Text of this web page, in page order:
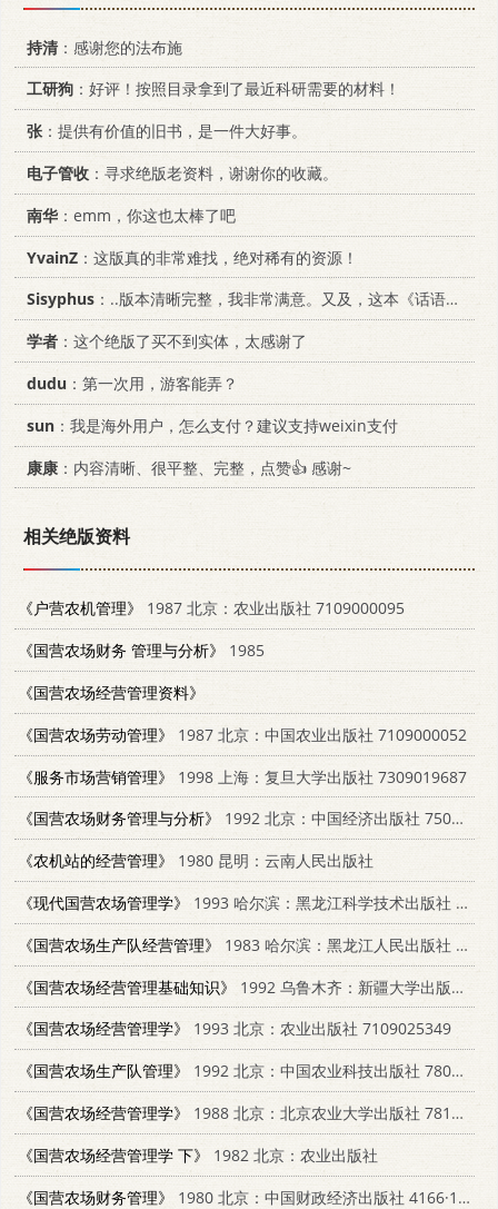
持清：感谢您的法布施
工研狗 ：好评！按照目录拿到了最近科研需要的材料！
张：提供有价值的旧书，是一件大好事。
电子管收 ：寻求绝版老资料，谢谢你的收藏。
南华 ：emm，你这也太棒了吧
YvainZ ：这版真的非常难找，绝对稀有的资源！
Sisyphus ：..版本清晰完整，我非常满意。又及，这本《话语的真相》...
学者 ：这个绝版了买不到实体，太感谢了
dudu ：第一次用，游客能弄？
sun ：我是海外用户，怎么支付？建议支持weixin支付
康康 ：内容清晰、很平整、完整，点赞👍 感谢~
相关绝版资料
《户营农机管理》
1987 北京：农业出版社 7109000095
《国营农场财务 管理与分析》
1985
《国营农场经营管理资料》
《国营农场劳动管理》
1987 北京：中国农业出版社 7109000052
《服务市场营销管理》
1998 上海：复旦大学出版社 7309019687
《国营农场财务管理与分析》
1992 北京：中国经济出版社 7501717591
《农机站的经营管理》
1980 昆明：云南人民出版社
《现代国营农场管理学》 1993 哈尔滨：黑龙江科学技术出版社 7538822313
《国营农场生产队经营管理》
1983 哈尔滨：黑龙江人民出版社 4093·73
《国营农场经营管理基础知识》
1992 乌鲁木齐：新疆大学出版社 7563102817
《国营农场经营管理学》
1993 北京：农业出版社 7109025349
《国营农场生产队管理》
1992 北京：中国农业科技出版社 780026288X
《国营农场经营管理学》
1988 北京：北京农业大学出版社 7810020838
《国营农场经营管理学 下》
1982 北京：农业出版社
《国营农场财务管理》
1980 北京：中国财政经济出版社 4166·139